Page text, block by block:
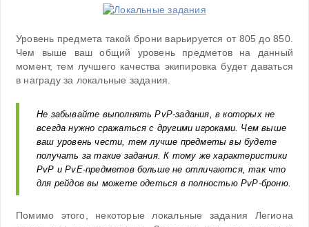
Уровень предмета такой брони варьируется от 805 до 850.
Чем выше ваш общий уровень предметов на данный
момент, тем лучшего качества экипировка будет даваться
в награду за локальные задания.
Не забывайте выполнять PvP-задания, в которых не
всегда нужно сражаться с другими игроками. Чем выше
ваш уровень чести, тем лучше предметы вы будете
получать за такие задания. К тому же характеристики
PvP и PvE-предметов больше не отличаются, так что
для рейдов вы можете одеться в полностью PvP-броню.
Помимо этого, некоторые локальные задания Легиона